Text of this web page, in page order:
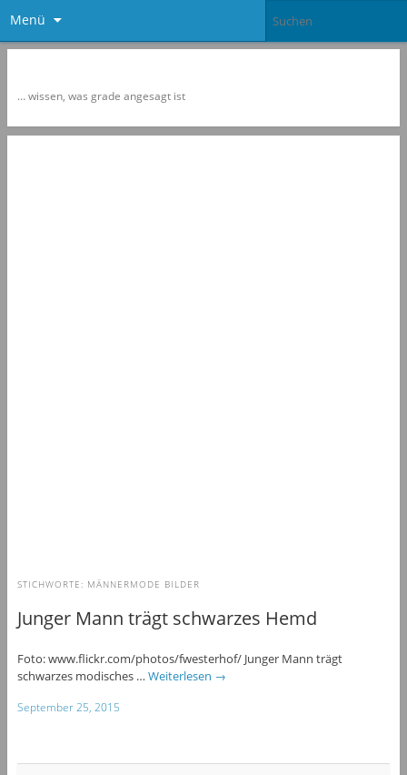
Menü
… wissen, was grade angesagt ist
STICHWORTE: MÄNNERMODE BILDER
Junger Mann trägt schwarzes Hemd
Foto: www.flickr.com/photos/fwesterhof/ Junger Mann trägt
schwarzes modisches … Weiterlesen →
September 25, 2015